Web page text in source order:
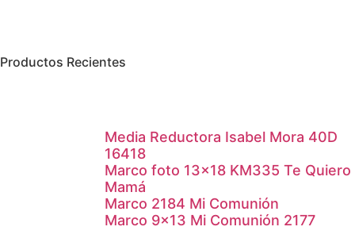
Productos Recientes
Media Reductora Isabel Mora 40D
16418
Marco foto 13×18 KM335 Te Quiero
Mamá
Marco 2184 Mi Comunión
Marco 9×13 Mi Comunión 2177